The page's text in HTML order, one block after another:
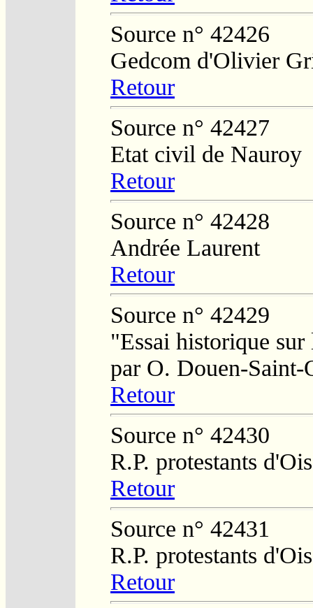
Source n° 42426
Gedcom d'Olivier
Retour
Source n° 42427
Etat civil de Nauroy
Retour
Source n° 42428
Andrée Laurent
Retour
Source n° 42429
"Essai historique
par O. Douen-Saint-
Retour
Source n° 42430
R.P. protestants
Retour
Source n° 42431
R.P. protestants
Retour